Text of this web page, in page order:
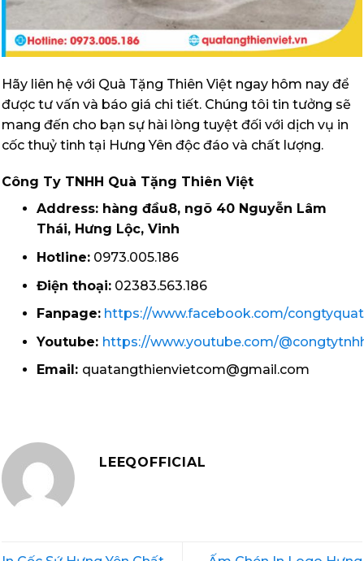
Hãy liên hệ với Quà Tặng Thiên Việt ngay hôm nay để
được tư vấn và báo giá chi tiết. Chúng tôi tin tưởng sẽ
mang đến cho bạn sự hài lòng tuyệt đối với dịch vụ in
cốc thuỷ tinh tại Hưng Yên độc đáo và chất lượng.
Công Ty TNHH Quà Tặng Thiên Việt
Address: hàng đầu8, ngõ 40 Nguyễn Lâm
Thái, Hưng Lộc, Vinh
Hotline:0973.005.186
Điện thoại:02383.563.186
Fanpage: https://www.facebook.com/
Youtube: https://www.youtube.com/
Email: quatangthienvietcom@gmail.com
LEEQOFFICIAL